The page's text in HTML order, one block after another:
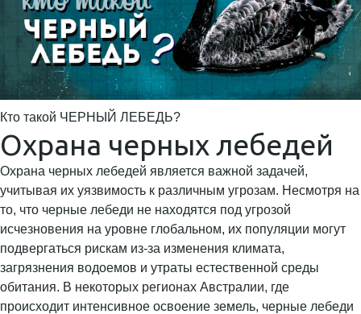
Кто такой ЧЕРНЫЙ ЛЕБЕДЬ?
Охрана черных лебедей
Охрана черных лебедей является важной задачей,
учитывая их уязвимость к различным угрозам. Несмотря на
то, что черные лебеди не находятся под угрозой
исчезновения на уровне глобальном, их популяции могут
подвергаться рискам из-за изменения климата,
загрязнения водоемов и утраты естественной среды
обитания. В некоторых регионах Австралии, где
происходит интенсивное освоение земель, черные лебеди